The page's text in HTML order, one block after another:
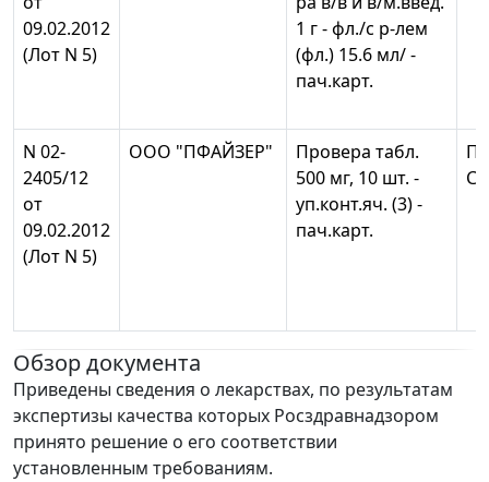
09.02.2012
(Лот N 5)
1 г - фл./с р-лем
(фл.) 15.6 мл/ -
пач.карт.
N 02-
2405/12
от
09.02.2012
(Лот N 5)
ООО "ПФАЙЗЕР"
Провера табл.
500 мг, 10 шт. -
уп.конт.яч. (3) -
пач.карт.
Обзор документа
Приведены сведения о лекарствах, по результатам
экспертизы качества которых Росздравнадзором
принято решение о его соответствии
установленным требованиям.